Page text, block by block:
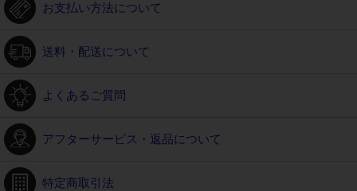
お支払い方法について
送料・配送について
よくあるご質問
アフターサービス・返品について
特定商取引法